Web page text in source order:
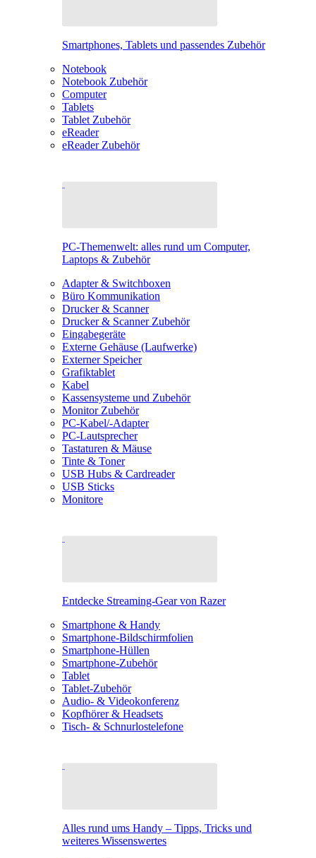
Smartphones, Tablets und passendes Zubehör
Notebook
Notebook Zubehör
Computer
Tablets
Tablet Zubehör
eReader
eReader Zubehör
PC-Themenwelt: alles rund um Computer,
Laptops & Zubehör
Adapter & Switchboxen
Büro Kommunikation
Drucker & Scanner
Drucker & Scanner Zubehör
Eingabegeräte
Externe Gehäuse (Laufwerke)
Externer Speicher
Grafiktablet
Kabel
Kassensysteme und Zubehör
Monitor Zubehör
PC-Kabel/-Adapter
PC-Lautsprecher
Tastaturen & Mäuse
Tinte & Toner
USB Hubs & Cardreader
USB Sticks
Monitore
Entdecke Streaming-Gear von Razer
Smartphone & Handy
Smartphone-Bildschirmfolien
Smartphone-Hüllen
Smartphone-Zubehör
Tablet
Tablet-Zubehör
Audio- & Videokonferenz
Kopfhörer & Headsets
Tisch- & Schnurlostelefone
Alles rund ums Handy – Tipps, Tricks und
weiteres Wissenswertes